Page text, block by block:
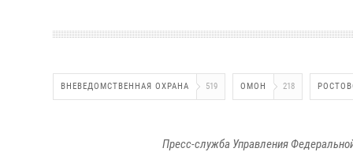
ВНЕВЕДОМСТВЕННАЯ ОХРАНА 519 ОМОН 218
Пресс-служба Управления